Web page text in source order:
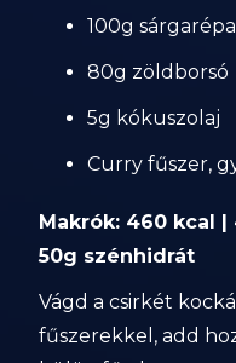
100g sárgarépa
80g zöldborsó
5g kókuszolaj
Curry fűszer,
Makrók: 460 kcal
50g szénhidrát
Vágd a csirkét
fűszerekkel, add